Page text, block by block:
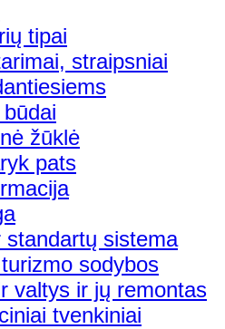
tipai
straipsniai
žūklė
pats
standartų sistema
sodybos
valtys ir jų remontas
tvenkiniai